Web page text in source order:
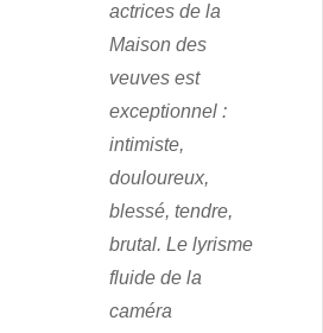
actrices de la
Maison des
veuves est
exceptionnel :
intimiste,
douloureux,
blessé, tendre,
brutal. Le lyrisme
fluide de la
caméra